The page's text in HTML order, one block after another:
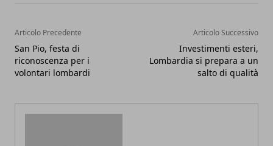
Articolo Precedente
San Pio, festa di
riconoscenza per i
volontari lombardi
Articolo Successivo
Investimenti esteri,
Lombardia si prepara a un
salto di qualità